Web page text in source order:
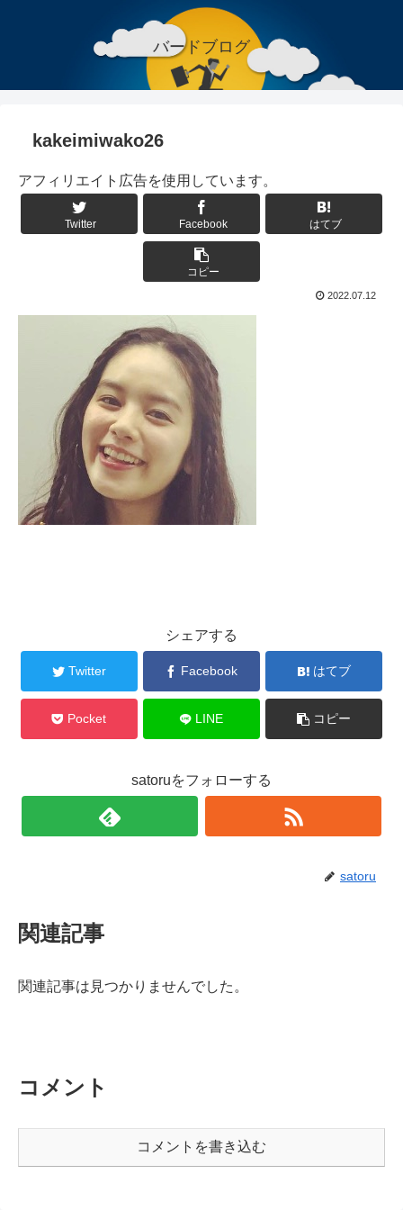
バードブログ
kakeimiwako26
アフィリエイト広告を使用しています。
Twitter Facebook はてブ
コピー
2022.07.12
シェアする
Twitter Facebook はてブ
Pocket LINE コピー
satoruをフォローする
satoru
関連記事
関連記事は見つかりませんでした。
コメント
コメントを書き込む